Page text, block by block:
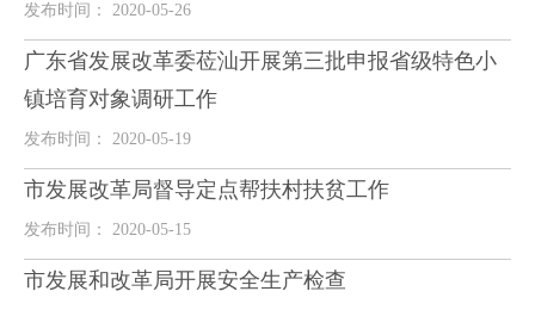
发布时间： 2020-05-26
广东省发展改革委莅汕开展第三批申报省级特色小
镇培育对象调研工作
发布时间： 2020-05-19
市发展改革局督导定点帮扶村扶贫工作
发布时间： 2020-05-15
市发展和改革局开展安全生产检查